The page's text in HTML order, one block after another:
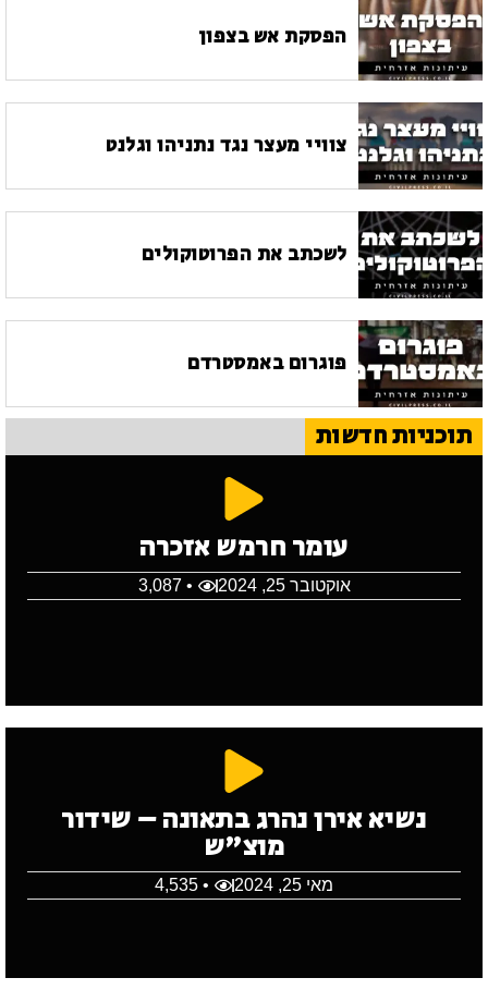
הפסקת אש בצפון
צוויי מעצר נגד נתניהו וגלנט
לשכתב את הפרוטוקולים
פוגרום באמסטרדם
תוכניות חדשות
עומר חרמש אזכרה
אוקטובר 25, 2024 • 3,087
נשיא אירן נהרג בתאונה – שידור
מוצ"ש
מאי 25, 2024 • 4,535